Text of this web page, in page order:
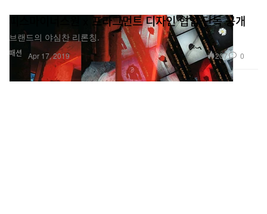
패션
피스마이너스원 x 프라그먼트 디자인 협업 단독 공개
브랜드의 야심찬 리론칭.
Apr 17, 2019 207 0